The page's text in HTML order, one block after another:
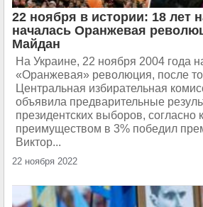
22 ноября в истории: 18 лет
началась Оранжевая
Майдан
На Украине, 22 ноября 2004 года
«Оранжевая» революция, после
Центральная избирательная
объявила предварительные
президентских выборов, согласно
преимуществом в 3% победил
Виктор...
22 ноября 2022